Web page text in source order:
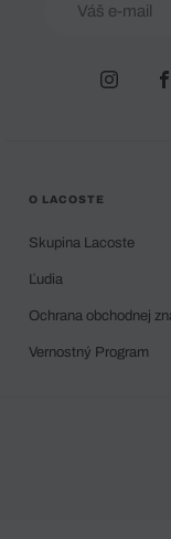
O LACOSTE
Skupina Lacoste
Ľudia
Ochrana obchodnej
Vernostný Program